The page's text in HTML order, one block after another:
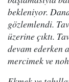
bekleniyor.
gözlemlendi.
üzerine çıktı.
devam ederken
mercimek ve